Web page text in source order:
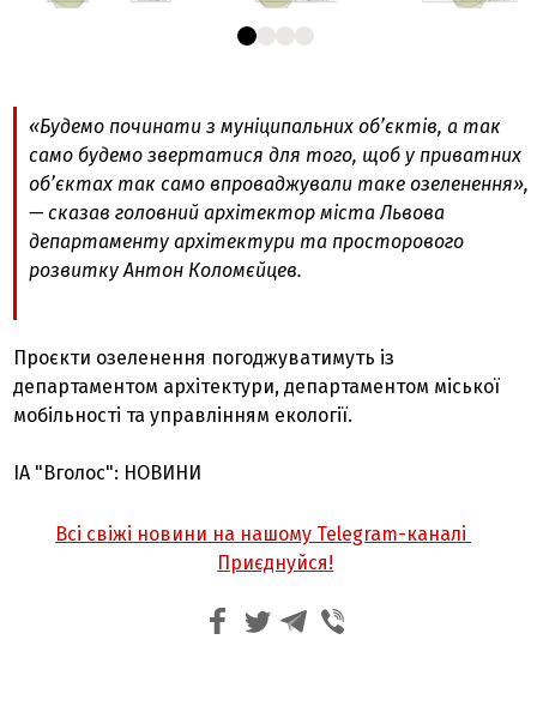
«Будемо починати з муніципальних об’єктів, а так
само будемо звертатися для того, щоб у приватних
об’єктах так само впроваджували таке озеленення»,
— сказав головний архітектор міста Львова
департаменту архітектури та просторового
розвитку Антон Коломєйцев.
Проєкти озеленення погоджуватимуть із
департаментом архітектури, департаментом міської
мобільності та управлінням екології.
ІА "Вголос": НОВИНИ
Всі свіжі новини на нашому Telegram-каналі
Приєднуйся!